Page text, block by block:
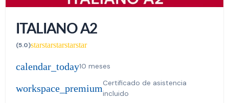
ITALIANO A2
(5.0)starstarstarstarstar
calendar_today10 meses
workspace_premiumCertificado de asistencia
incluido